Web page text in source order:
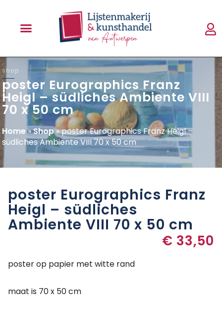
shop
poster Eurographics Franz
Heigl – südliches Ambiente VIII
70 x 50 cm
Home»Shop»poster Eurographics Franz Heigl –
südliches Ambiente VIII 70 x 50 cm
poster Eurographics Franz
Heigl – südliches
Ambiente VIII 70 x 50 cm
€ 33,50
poster op papier met witte rand
maat is 70 x 50 cm